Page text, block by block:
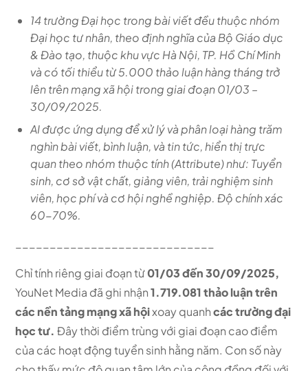
14 trường Đại học trong bài viết đều thuộc nhóm
Đại học tư nhân, theo định nghĩa của Bộ Giáo dục
& Đào tạo, thuộc khu vực Hà Nội, TP. Hồ Chí Minh
và có tối thiểu từ 5.000 thảo luận hàng tháng trở
lên trên mạng xã hội trong giai đoạn 01/03 –
30/09/2025.
AI được ứng dụng để xử lý và phân loại hàng trăm
nghìn bài viết, bình luận, và tin tức, hiển thị trực
quan theo nhóm thuộc tính (Attribute) như: Tuyển
sinh, cơ sở vật chất, giảng viên, trải nghiệm sinh
viên, học phí và cơ hội nghề nghiệp. Độ chính xác
60-70%.
Chỉ tính riêng giai đoạn từ01/03 đến 30/09/2025,
YouNet Media đã ghi nhận1.719.081 thảo luận trên
các nền tảng mạng xã hộixoay quanhcác trường đại
học tư. Đây thời điểm trùng với giai đoạn cao điểm
của các hoạt động tuyển sinh hằng năm. Con số này